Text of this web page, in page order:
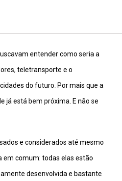
entender como seria a
teletransporte e o
do futuro. Por mais que a
já está bem próxima. E não se
e considerados até mesmo
em comum: todas elas estão
desenvolvida e bastante